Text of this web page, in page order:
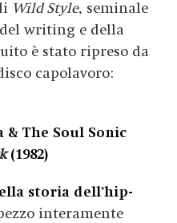
Wild Style, seminale
writing e della
è stato ripreso da
capolavoro:
& The Soul Sonic
(1982)
storia dell’hip-
interamente